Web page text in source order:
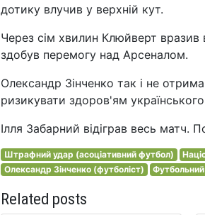
дотику влучив у верхній кут.
Через сім хвилин Клюйверт вразив
здобув перемогу над Арсеналом.
Олександр Зінченко так і не
ризикувати здоров'ям
Ілля Забарний відіграв весь матч.
Штрафний удар (асоціативний футбол)
Олександр Зінченко (футболіст)
Related posts